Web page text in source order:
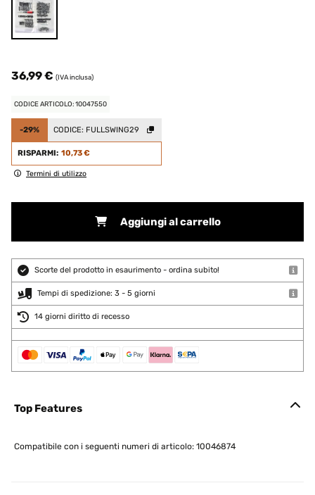
36,99 € (IVA inclusa)
CODICE ARTICOLO: 10047550
-29% CODICE: FULLSWING29
RISPARMI: 10,73 €
Termini di utilizzo
Aggiungi al carrello
Scorte del prodotto in esaurimento - ordina subito!
Tempi di spedizione: 3 - 5 giorni
14 giorni diritto di recesso
Top Features
Compatibile con i seguenti numeri di articolo: 10046874